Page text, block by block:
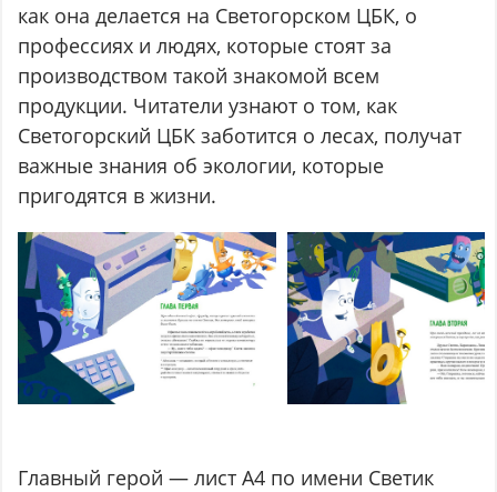
как она делается на Светогорском ЦБК, о
профессиях и людях, которые стоят за
производством такой знакомой всем
продукции. Читатели узнают о том, как
Светогорский ЦБК заботится о лесах, получат
важные знания об экологии, которые
пригодятся в жизни.
Главный герой — лист А4 по имени Светик